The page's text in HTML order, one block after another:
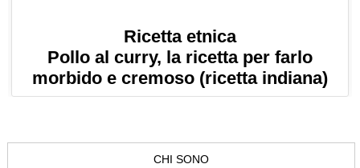
Ricetta etnica
Pollo al curry, la ricetta per farlo
morbido e cremoso (ricetta indiana)
CHI SONO